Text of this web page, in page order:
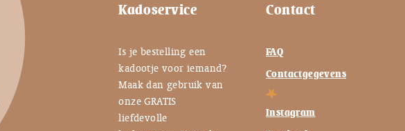
Kadoservice
Is je bestelling een
kadootje voor iemand?
Maak dan gebruik van
onze GRATIS
liefdevolle
Contact
FAQ
Contactgegevens
Instagram